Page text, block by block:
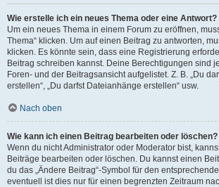
Wie erstelle ich ein neues Thema oder eine Antwort?
Um ein neues Thema in einem Forum zu eröffnen,
Thema“ klicken. Um auf einen Beitrag zu antworten,
klicken. Es könnte sein, dass eine Registrierung
Beitrag schreiben kannst. Deine Berechtigungen sind
Foren- und der Beitragsansicht aufgelistet. Z. B. „Du
erstellen“, „Du darfst Dateianhänge erstellen“ usw.
Nach oben
Wie kann ich einen Beitrag bearbeiten oder löschen?
Wenn du nicht Administrator oder Moderator bist,
Beiträge bearbeiten oder löschen. Du kannst einen
du das „Ändere Beitrag“-Symbol für den
eventuell ist dies nur für einen begrenzten Zeitraum